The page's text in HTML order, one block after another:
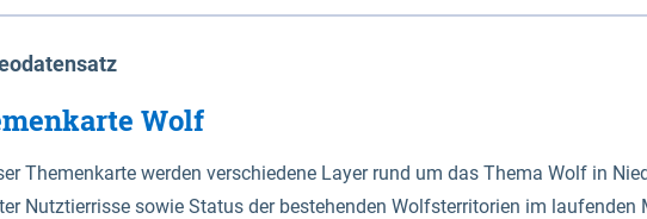
Art erhält die Eigenschaft eines Sperrwerkes durch Widmung, die
Wolf
Themenkarte werden verschiedene Layer rund um das Thema Wolf in
Nutztierrisse sowie Status der bestehenden Wolfsterritorien im laufenden